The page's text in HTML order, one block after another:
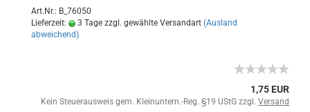
Art.Nr.: B_76050
Lieferzeit:
3 Tage zzgl. gewählte Versandart (Ausland
abweichend)
1,75 EUR
Kein Steuerausweis gem. Kleinuntern.-Reg. §19 UStG zzgl. Versand